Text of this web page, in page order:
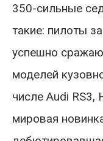
350-сильные
такие: пилоты
успешно
моделей
числе Audi RS3,
мировая